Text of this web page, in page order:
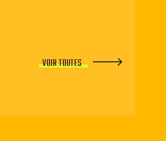
VOIR TOUTES